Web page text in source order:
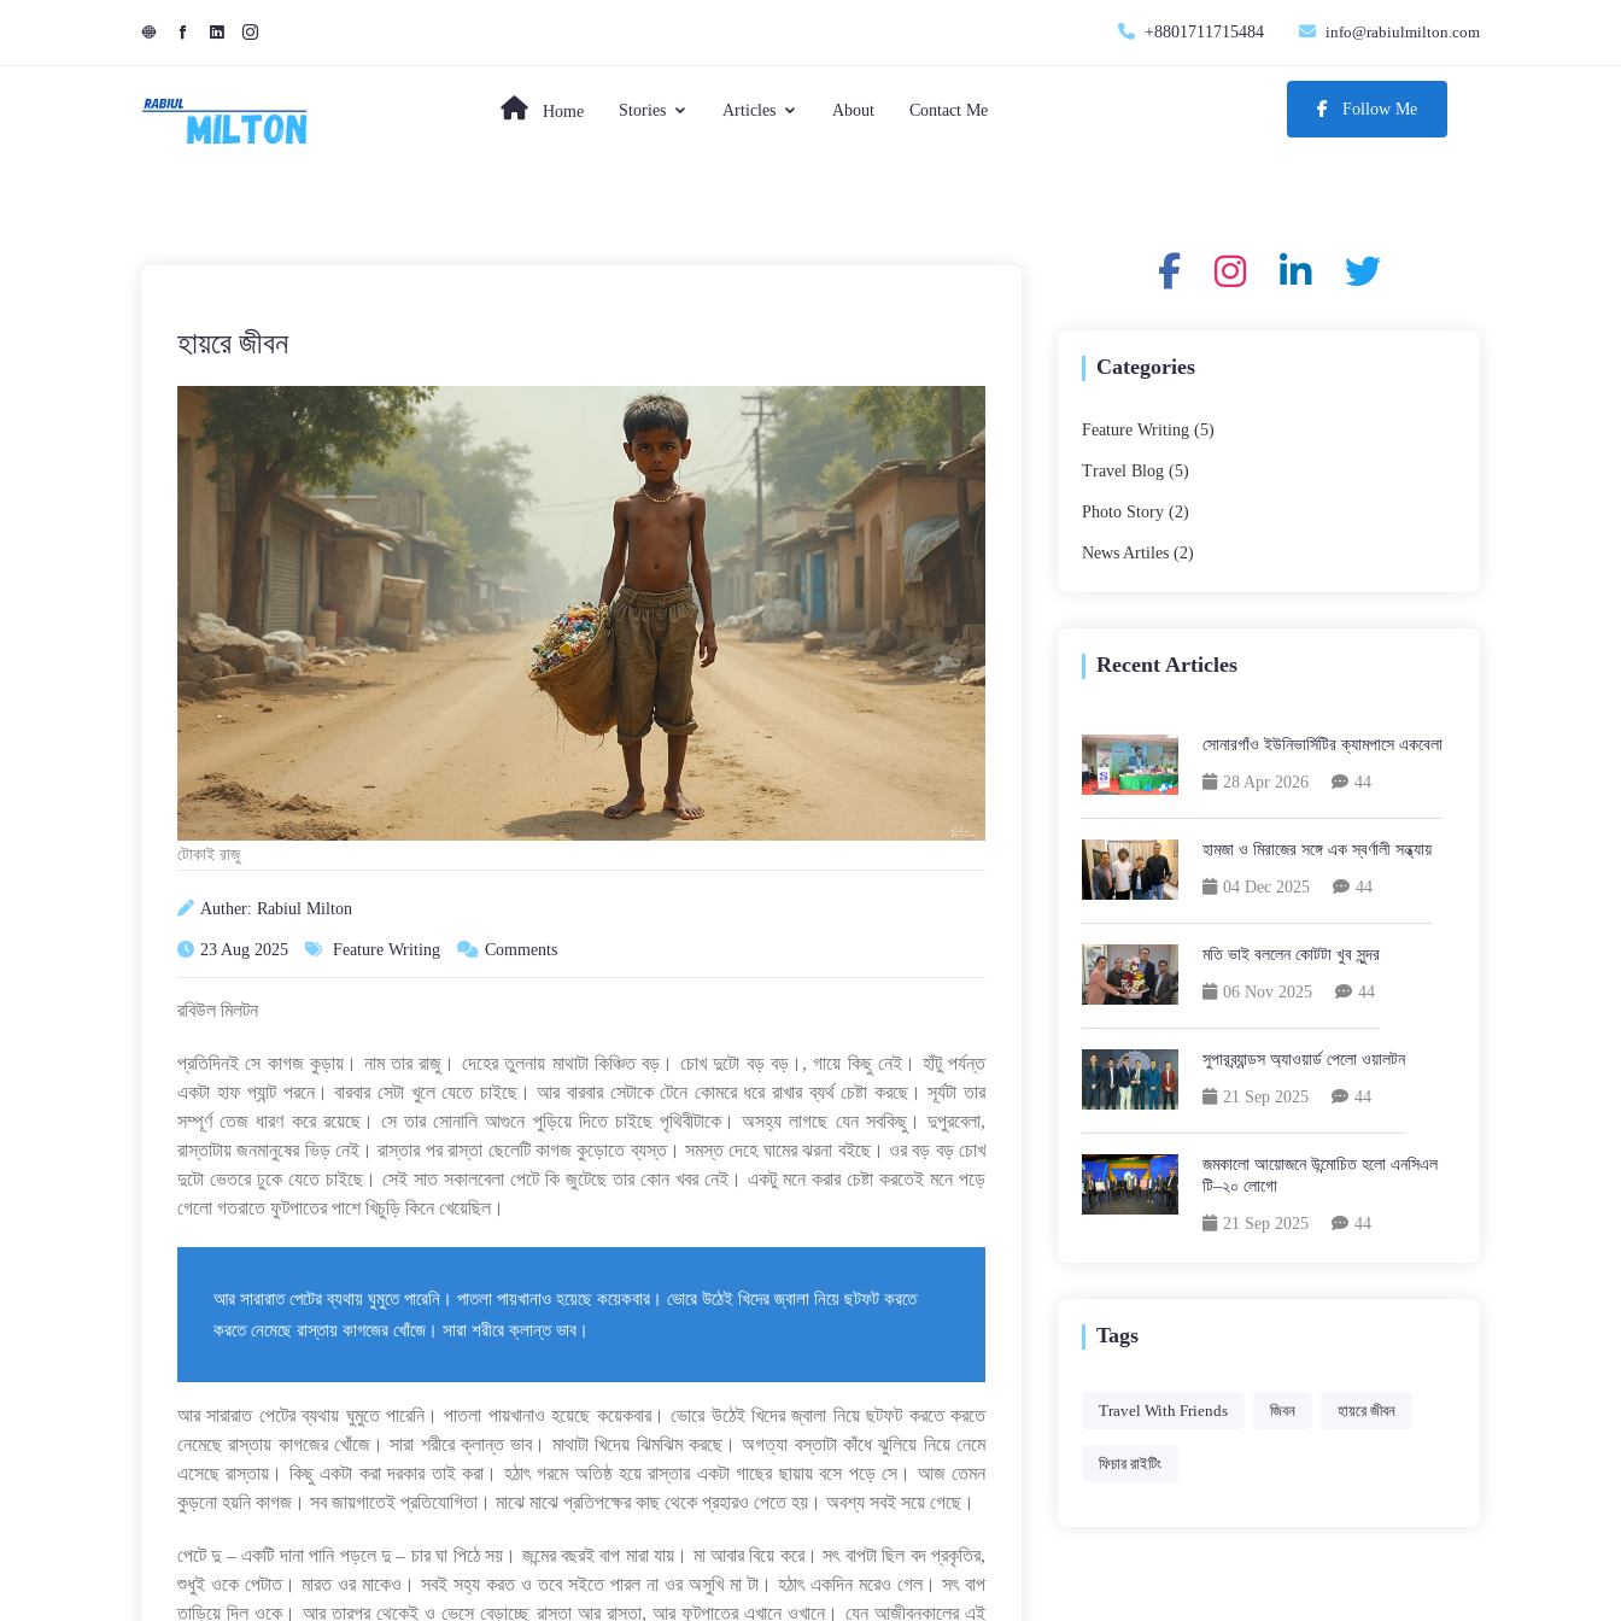
+8801711715484 info@rabiulmilton.com
Home Stories Articles About Contact Me Follow Me
হায়রে জীবন
টোকাই রাজু
Auther: Rabiul Milton
23 Aug 2025 Feature Writing Comments
রবিউল মিলটন
প্রতিদিনই সে কাগজ কুড়ায়। নাম তার রাজু। দেহের তুলনায় মাথাটা কিঞ্চিত বড়। চোখ দুটো বড় বড়।, গায়ে কিছু নেই। হাঁটু পর্যন্ত
একটা হাফ প্যান্ট পরনে। বারবার সেটা খুলে যেতে চাইছে। আর বারবার সেটাকে টেনে কোমরে ধরে রাখার ব্যর্থ চেষ্টা করছে। সূর্যটা তার
সম্পূর্ণ তেজ ধারণ করে রয়েছে। সে তার সোনালি আগুনে পুড়িয়ে দিতে চাইছে পৃথিবীটাকে। অসহ্য লাগছে যেন সবকিছু। দুপুরবেলা,
রাস্তাটায় জনমানুষের ভিড় নেই। রাস্তার পর রাস্তা ছেলেটি কাগজ কুড়োতে ব্যস্ত। সমস্ত দেহে ঘামের ঝরনা বইছে। ওর বড় বড় চোখ
দুটো ভেতরে ঢুকে যেতে চাইছে। সেই সাত সকালবেলা পেটে কি জুটেছে তার কোন খবর নেই। একটু মনে করার চেষ্টা করতেই মনে পড়ে
গেলো গতরাতে ফুটপাতের পাশে খিচুড়ি কিনে খেয়েছিল।
আর সারারাত পেটের ব্যথায় ঘুমুতে পারেনি। পাতলা পায়খানাও হয়েছে কয়েকবার। ভোরে উঠেই খিদের জ্বালা নিয়ে ছটফট করতে
করতে নেমেছে রাস্তায় কাগজের খোঁজে। সারা শরীরে ক্লান্ত ভাব।
আর সারারাত পেটের ব্যথায় ঘুমুতে পারেনি। পাতলা পায়খানাও হয়েছে কয়েকবার। ভোরে উঠেই খিদের জ্বালা নিয়ে ছটফট করতে করতে
নেমেছে রাস্তায় কাগজের খোঁজে। সারা শরীরে ক্লান্ত ভাব। মাথাটা খিদেয় ঝিমঝিম করছে। অগত্যা বস্তাটা কাঁধে ঝুলিয়ে নিয়ে নেমে
এসেছে রাস্তায়। কিছু একটা করা দরকার তাই করা। হঠাৎ গরমে অতিষ্ঠ হয়ে রাস্তার একটা গাছের ছায়ায় বসে পড়ে সে। আজ তেমন
কুড়নো হয়নি কাগজ। সব জায়গাতেই প্রতিযোগিতা। মাঝে মাঝে প্রতিপক্ষের কাছ থেকে প্রহারও পেতে হয়। অবশ্য সবই সয়ে গেছে।
পেটে দু – একটি দানা পানি পড়লে দু – চার ঘা পিঠে সয়। জন্মের বছরই বাপ মারা যায়। মা আবার বিয়ে করে। সৎ বাপটা ছিল বদ প্রকৃতির,
শুধুই ওকে পেটাত। মারত ওর মাকেও। সবই সহ্য করত ও তবে সইতে পারল না ওর অসুখি মা টা। হঠাৎ একদিন মরেও গেল। সৎ বাপ
তাড়িয়ে দিল ওকে। আর তারপর থেকেই ও ভেসে বেড়াচ্ছে রাস্তা আর রাস্তা, আর ফুটপাতের এখানে ওখানে। যেন আজীবনকালের এই
Categories
Feature Writing (5)
Travel Blog (5)
Photo Story (2)
News Artiles (2)
Recent Articles
সোনারগাঁও ইউনিভার্সিটির ক্যামপাসে একবেলা
28 Apr 2026 44
হামজা ও মিরাজের সঙ্গে এক স্বর্ণালী সন্ধ্যায়
04 Dec 2025 44
মতি ভাই বললেন কোটটা খুব সুন্দর
06 Nov 2025 44
সুপারব্র্যান্ডস অ্যাওয়ার্ড পেলো ওয়ালটন
21 Sep 2025 44
জমকালো আয়োজনে উন্মোচিত হলো এনসিএল
টি–২০ লোগো
21 Sep 2025 44
Tags
Travel With Friends জিবন হায়রে জীবন
ফিচার রাইটিং